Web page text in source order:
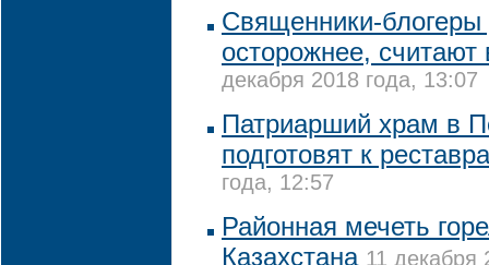
Священники-
осторожнее, считают
декабря 2018 года, 13:07
Патриарший храм в
подготовят к
года, 12:57
Районная мечеть
Казахстана 11 декабря